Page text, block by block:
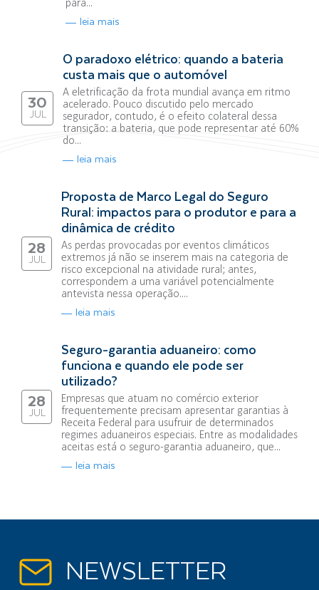
leia mais
30
JUL
O paradoxo elétrico: quando a bateria
custa mais que o automóvel
A eletrificação da frota mundial avança em ritmo
acelerado. Pouco discutido pelo mercado
segurador, contudo, é o efeito colateral dessa
transição: a bateria, que pode representar até 60%
do...
leia mais
28
JUL
Proposta de Marco Legal do Seguro
Rural: impactos para o produtor e para a
dinâmica de crédito
As perdas provocadas por eventos climáticos
extremos já não se inserem mais na categoria de
risco excepcional na atividade rural; antes,
correspondem a uma variável potencialmente
antevista nessa operação....
leia mais
28
JUL
Seguro-garantia aduaneiro: como
funciona e quando ele pode ser
utilizado?
Empresas que atuam no comércio exterior
frequentemente precisam apresentar garantias à
Receita Federal para usufruir de determinados
regimes aduaneiros especiais. Entre as modalidades
aceitas está o seguro-garantia aduaneiro, que...
leia mais
NEWSLETTER